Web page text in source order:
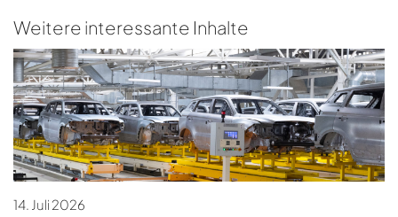
Weitere interessante Inhalte
14. Juli 2026